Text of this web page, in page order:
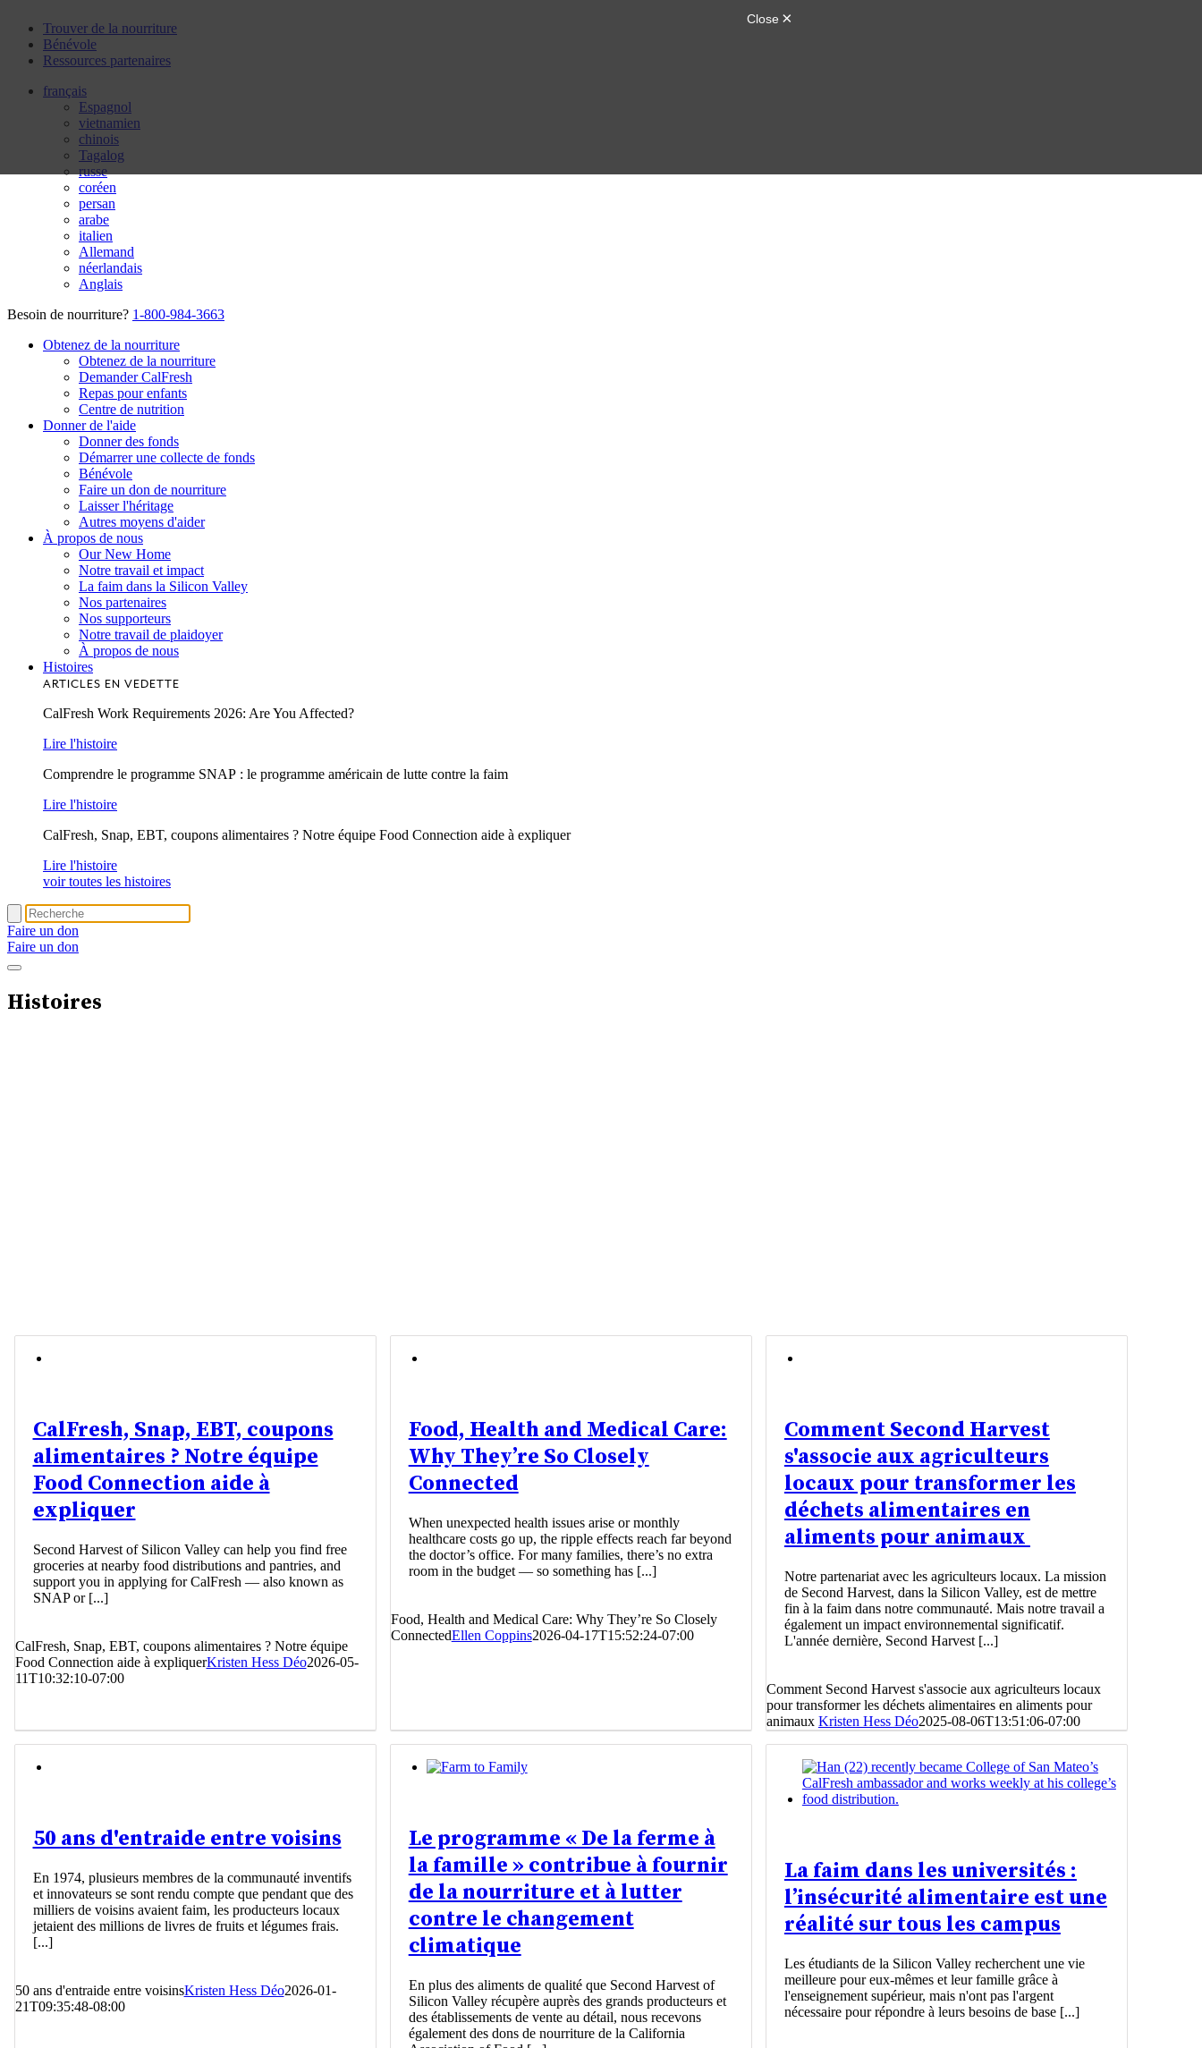
Trouver de la nourriture
Bénévole
Ressources partenaires
français
Espagnol
vietnamien
chinois
Tagalog
russe
coréen
persan
arabe
italien
Allemand
néerlandais
Anglais
Besoin de nourriture? 1-800-984-3663
Obtenez de la nourriture
Obtenez de la nourriture
Demander CalFresh
Repas pour enfants
Centre de nutrition
Donner de l'aide
Donner des fonds
Démarrer une collecte de fonds
Bénévole
Faire un don de nourriture
Laisser l'héritage
Autres moyens d'aider
À propos de nous
Our New Home
Notre travail et impact
La faim dans la Silicon Valley
Nos partenaires
Nos supporteurs
Notre travail de plaidoyer
À propos de nous
Histoires
ARTICLES EN VEDETTE
CalFresh Work Requirements 2026: Are You Affected?
Lire l'histoire
Comprendre le programme SNAP : le programme américain de lutte contre la faim
Lire l'histoire
CalFresh, Snap, EBT, coupons alimentaires ? Notre équipe Food Connection aide à expliquer
Lire l'histoire
voir toutes les histoires
Faire un don
Faire un don
Histoires
CalFresh, Snap, EBT, coupons
alimentaires ? Notre équipe
Food Connection aide à
expliquer
Second Harvest of Silicon Valley can help you find free
groceries at nearby food distributions and pantries, and
support you in applying for CalFresh — also known as
SNAP or [...]
CalFresh, Snap, EBT, coupons alimentaires ? Notre équipe
Food Connection aide à expliquerKristen Hess Déo2026-05-
11T10:32:10-07:00
Food, Health and Medical Care:
Why They’re So Closely
Connected
When unexpected health issues arise or monthly
healthcare costs go up, the ripple effects reach far beyond
the doctor’s office. For many families, there’s no extra
room in the budget — so something has [...]
Food, Health and Medical Care: Why They’re So Closely
ConnectedEllen Coppins2026-04-17T15:52:24-07:00
Comment Second Harvest
s'associe aux agriculteurs
locaux pour transformer les
déchets alimentaires en
aliments pour animaux
Notre partenariat avec les agriculteurs locaux. La mission
de Second Harvest, dans la Silicon Valley, est de mettre
fin à la faim dans notre communauté. Mais notre travail a
également un impact environnemental significatif.
L'année dernière, Second Harvest [...]
Comment Second Harvest s'associe aux agriculteurs locaux
pour transformer les déchets alimentaires en aliments pour
animaux Kristen Hess Déo2025-08-06T13:51:06-07:00
50 ans d'entraide entre voisins
En 1974, plusieurs membres de la communauté inventifs
et innovateurs se sont rendu compte que pendant que des
milliers de voisins avaient faim, les producteurs locaux
jetaient des millions de livres de fruits et légumes frais.
[...]
50 ans d'entraide entre voisinsKristen Hess Déo2026-01-
21T09:35:48-08:00
Le programme « De la ferme à
la famille » contribue à fournir
de la nourriture et à lutter
contre le changement
climatique
En plus des aliments de qualité que Second Harvest of
Silicon Valley récupère auprès des grands producteurs et
des établissements de vente au détail, nous recevons
également des dons de nourriture de la California
La faim dans les universités :
l’insécurité alimentaire est une
réalité sur tous les campus
Les étudiants de la Silicon Valley recherchent une vie
meilleure pour eux-mêmes et leur famille grâce à
l'enseignement supérieur, mais n'ont pas l'argent
nécessaire pour répondre à leurs besoins de base [...]